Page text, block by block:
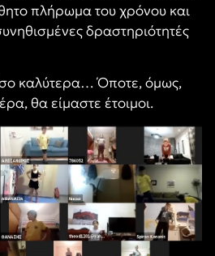
πλήρωμα του χρόνου και
δραστηριότητές
καλύτερα… Όποτε, όμως,
θα είμαστε έτοιμοι.